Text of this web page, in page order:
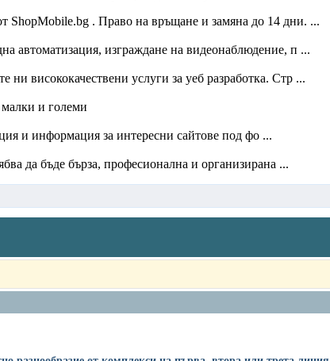
ShopMobile.bg . Право на връщане и замяна до 14 дни. ...
изграждане на видеонаблюдение, п ...
висококачествени услуги за уеб разработка. Стр ...
и големи
и информация за интересни сайтове под фо ...
да бъде бърза, професионална и организирана ...